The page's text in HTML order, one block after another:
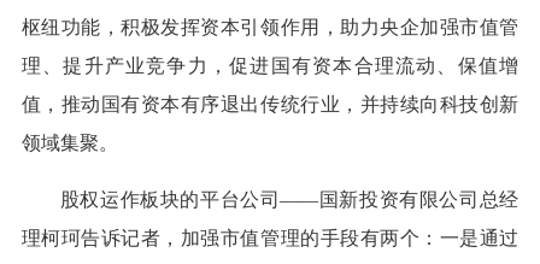
枢纽功能，积极发挥资本引领作用，助力央企加强市值管
理、提升产业竞争力，促进国有资本合理流动、保值增
值，推动国有资本有序退出传统行业，并持续向科技创新
领域集聚。
股权运作板块的平台公司——国新投资有限公司总经
理柯珂告诉记者，加强市值管理的手段有两个：一是通过